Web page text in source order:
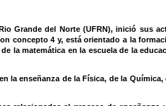
Grande del Norte (UFRN), inició sus
concepto 4 y, está orientado a la
la matemática en la escuela de la
la enseñanza de la Física, de la